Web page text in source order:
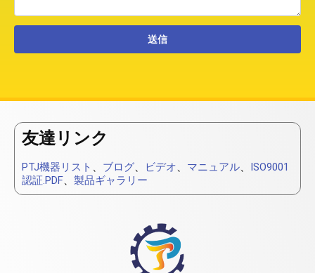
友達リンク
PTJ機器リスト 、 ブログ、 ビデオ、 マニュアル、 ISO9001
認証.PDF、 製品ギャラリー